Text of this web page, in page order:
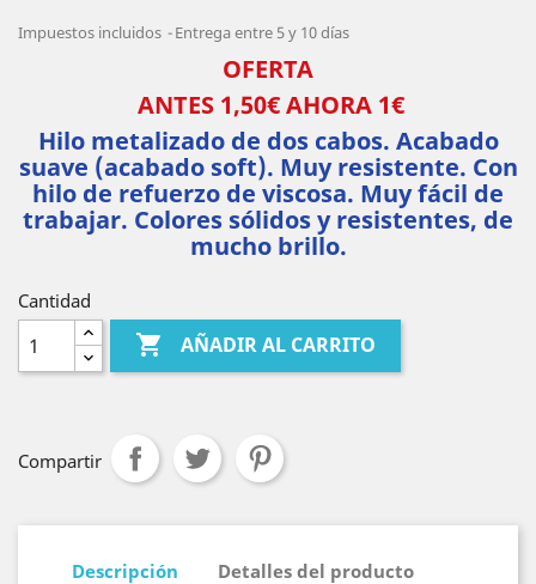
Impuestos incluidos Entrega entre 5 y 10 días
OFERTA
ANTES 1,50€ AHORA 1€
Hilo metalizado de dos cabos. Acabado
suave (acabado soft). Muy resistente. Con
hilo de refuerzo de viscosa. Muy fácil de
trabajar. Colores sólidos y resistentes, de
mucho brillo.
Cantidad
 AÑADIR AL CARRITO
Compartir
Descripción Detalles del producto